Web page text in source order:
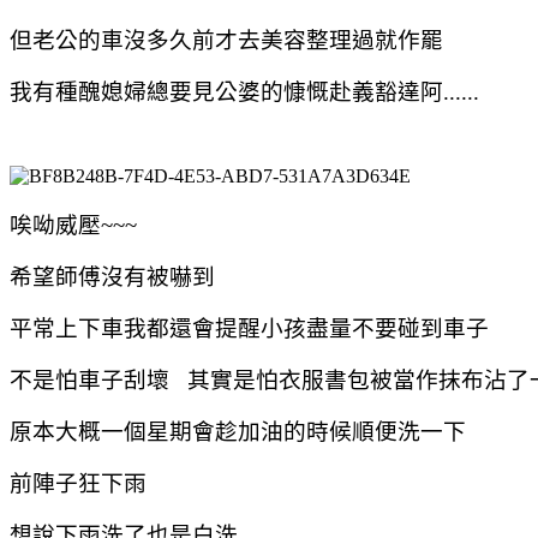
但老公的車沒多久前才去美容整理過就作罷
我有種醜媳婦總要見公婆的慷慨赴義豁達阿......
唉呦威壓~~~
希望師傅沒有被嚇到
平常上下車我都還會提醒小孩盡量不要碰到車子
不是怕車子刮壞 其實是怕衣服書包被當作抹布沾了
原本大概一個星期會趁加油的時候順便洗一下
前陣子狂下雨